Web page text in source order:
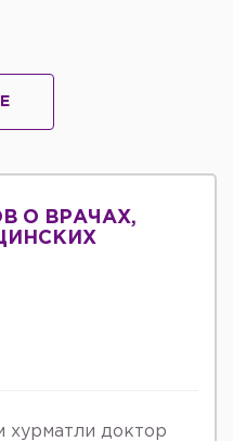
О ВРАЧАХ,
хурматли доктор